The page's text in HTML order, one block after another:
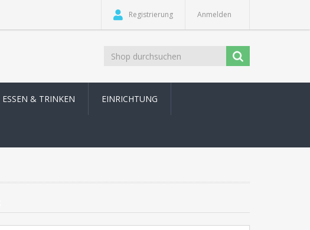
Registrierung Anmelden
ESSEN & TRINKEN EINRICHTUNG